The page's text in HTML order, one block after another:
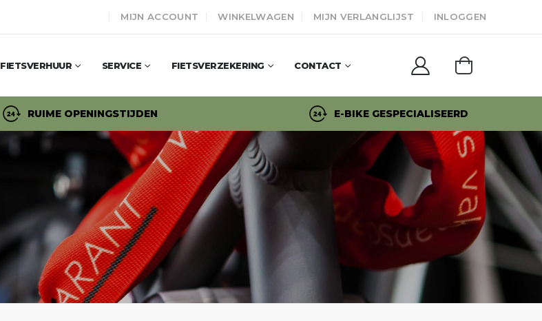
MIJN ACCOUNT WINKELWAGEN MIJN VERLANGLIJST INLOGGEN
FIETSVERHUUR SERVICE FIETSVERZEKERING CONTACT
RUIME OPENINGSTIJDEN E-BIKE GESPECIALISEERD